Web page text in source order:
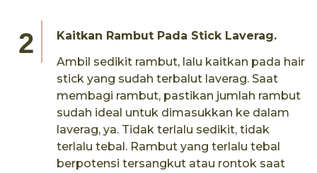
Kaitkan Rambut Pada Stick Laverag.
Ambil sedikit rambut, lalu kaitkan pada hair
stick yang sudah terbalut laverag. Saat
membagi rambut, pastikan jumlah rambut
sudah ideal untuk dimasukkan ke dalam
laverag, ya. Tidak terlalu sedikit, tidak
terlalu tebal. Rambut yang terlalu tebal
berpotensi tersangkut atau rontok saat